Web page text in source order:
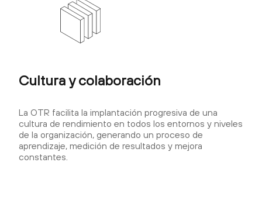
Cultura y colaboración
La OTR facilita la implantación progresiva de una
cultura de rendimiento en todos los entornos y niveles
de la organización, generando un proceso de
aprendizaje, medición de resultados y mejora
constantes.